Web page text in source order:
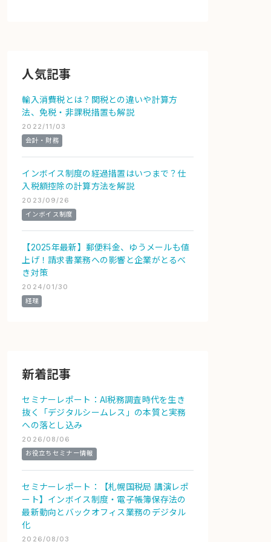
人気記事
輸入消費税とは？関税との違いや計算方
法、免税・非課税措置も解説
2022/11/03
会計・財務
インボイス制度の経過措置はいつまで？仕
入税額控除の計算方法を解説
2023/09/26
インボイス制度
【2025年最新】郵便料金、ゆうメールも値
上げ！請求書業務への影響と企業がとるべ
き対策
2024/01/30
経理
新着記事
セミナーレポート：AI税務調査時代を生き
抜く「デジタルシームレス」の本質と実務
への落とし込み
2026/08/06
お役立ちセミナー情報
セミナーレポート：【札幌国税局 講演レポ
ート】インボイス制度・電子帳簿保存法の
最新動向とバックオフィス業務のデジタル
化
2026/08/03